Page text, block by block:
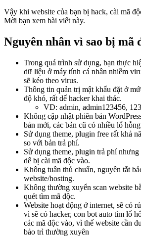
Vậy khi website của bạn bị hack, cài mã
Mời bạn xem bài viết này.
Nguyên nhân vì sao bị mã
Trong quá trình sử dụng, bạn thực
dữ liệu ở máy tính cá nhân nhiễm
sẽ kéo theo virus.
Thông tin quản trị mật khẩu đặt ở
độ khó, rất dể hacker khai thác.
VD: admin, admin123456,
Không cập nhật phiên bản
bản mới, các bản cũ có nhiều lổ hỗng
Sử dụng theme, plugin free rất khả
so với bản trả phí.
Sử dụng theme, plugin trả phí
dể bị cài mã độc vào.
Không tuân thủ chuẩn, nguyên tắt
website/hosting.
Không thường xuyển scan website
quét tìm mã độc.
Website hoạt động ở internet, sẽ có
vì sẽ có hacker, con bot auto tìm lổ
các mã độc vào, vì thế website cần
bảo trì thường xuyên